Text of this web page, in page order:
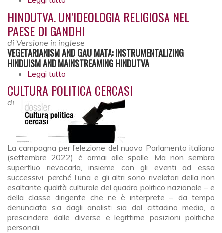
HINDUTVA. UN’IDEOLOGIA RELIGIOSA NEL
PAESE DI GANDHI
di Versione in inglese
VEGETARIANISM AND GAU MATA: INSTRUMENTALIZING
HINDUISM AND MAINSTREAMING HINDUTVA
Leggi tutto
CULTURA POLITICA CERCASI
di
La campagna per l’elezione del nuovo Parlamento italiano
(settembre 2022) è ormai alle spalle. Ma non sembra
superfluo rievocarla, insieme con gli eventi ad essa
successivi, perché l’una e gli altri sono rivelatori della non
esaltante qualità culturale del quadro politico nazionale – e
della classe dirigente che ne è interprete –, da tempo
denunciata sia dagli analisti sia dal cittadino medio, a
prescindere dalle diverse e legittime posizioni politiche
personali.